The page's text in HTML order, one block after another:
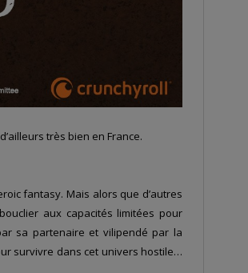
très bien en France.
fantasy. Mais alors que d’autres
aux capacités limitées pour
sa partenaire et vilipendé par la
survivre dans cet univers hostile…